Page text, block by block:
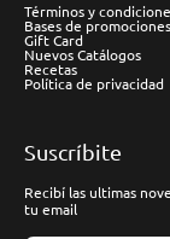
Términos y
Bases de promociones
Gift Card
Nuevos Catálogos
Recetas
Política de privacidad
Suscríbite
Recibí las ultimas
tu email